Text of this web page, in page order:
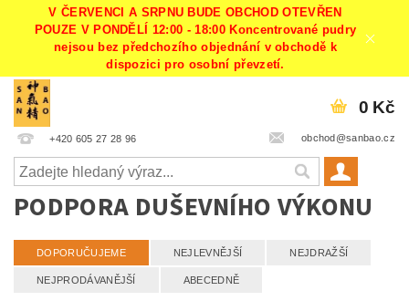
V ČERVENCI A SRPNU BUDE OBCHOD OTEVŘEN
POUZE V PONDĚLÍ 12:00 - 18:00 Koncentrované pudry
nejsou bez předchozího objednání v obchodě k
dispozici pro osobní převzetí.
+420 605 27 28 96 obchod@sanbao.cz
0 Kč
PODPORA DUŠEVNÍHO VÝKONU
DOPORUČUJEME NEJLEVNĚJŠÍ NEJDRAŽŠÍ
NEJPRODÁVANĚJŠÍ ABECEDNĚ